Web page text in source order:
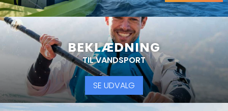
BEKLÆDNING
TIL VANDSPORT
SE UDVALG